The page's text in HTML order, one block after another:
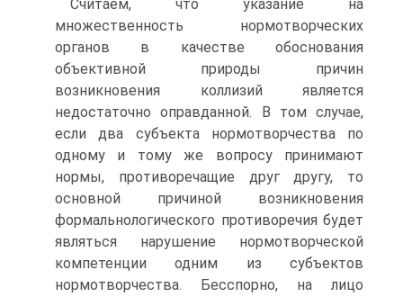
Считаем, что указание на
множественность нормотворческих
органов в качестве обоснования
объективной природы причин
возникновения коллизий является
недостаточно оправданной. В том случае,
если два субъекта нормотворчества по
одному и тому же вопросу принимают
нормы, противоречащие друг другу, то
основной причиной возникновения
формальнологического противоречия будет
являться нарушение нормотворческой
компетенции одним из субъектов
нормотворчества. Бесспорно, на лицо